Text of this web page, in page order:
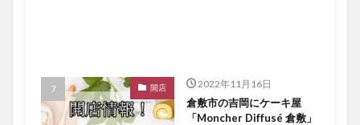
開店 2022年11月16日
倉敷市の吉岡にケーキ屋
「Moncher Diffusé 倉敷」